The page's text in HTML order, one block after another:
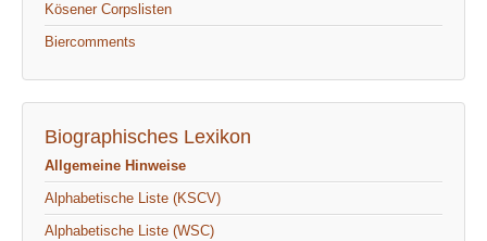
Kösener Corpslisten
Biercomments
Biographisches Lexikon
Allgemeine Hinweise
Alphabetische Liste (KSCV)
Alphabetische Liste (WSC)